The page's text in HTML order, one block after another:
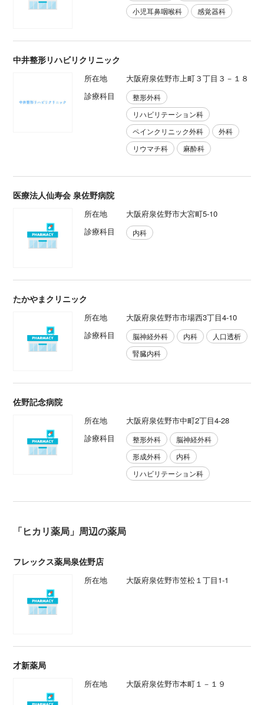
小児耳鼻咽喉科
感覚器科
中井整形リハビリクリニック
所在地
大阪府泉佐野市上町３丁目３－１８
診療科目
整形外科
リハビリテーション科
ペインクリニック外科
外科
リウマチ科
麻酔科
医療法人仙寿会 泉佐野病院
所在地
大阪府泉佐野市大宮町5-10
診療科目
内科
たかやまクリニック
所在地
大阪府泉佐野市市場西3丁目4-10
診療科目
脳神経外科 内科
人口透析
腎臓内科
佐野記念病院
所在地
大阪府泉佐野市中町2丁目4-28
診療科目
整形外科
脳神経外科
形成外科
内科
リハビリテーション科
「ヒカリ薬局」周辺の薬局
フレックス薬局泉佐野店
所在地 大阪府泉佐野市笠松１丁目1-1
才新薬局
所在地 大阪府泉佐野市本町１－１９